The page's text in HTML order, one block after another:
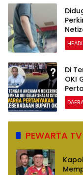
Di
OKI
PEWARTA TV